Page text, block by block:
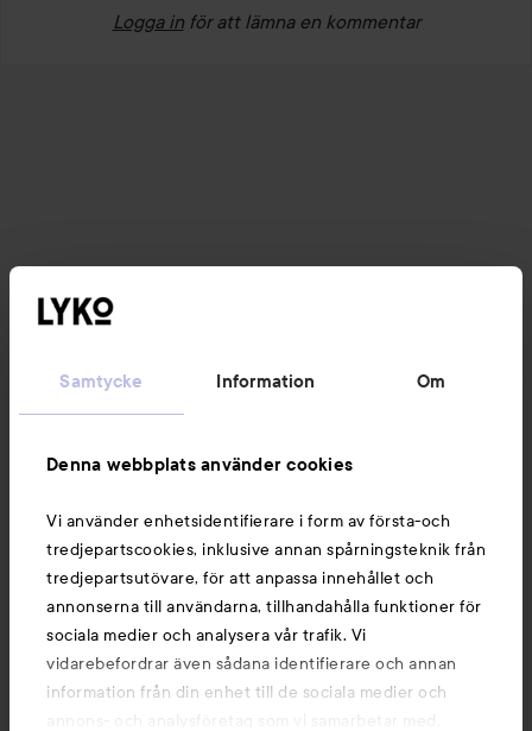
Samtycke Information Om
Denna webbplats använder cookies
Vi använder enhetsidentifierare i form av första-och
tredjepartscookies, inklusive annan spårningsteknik från
tredjepartsutövare, för att anpassa innehållet och
annonserna till användarna, tillhandahålla funktioner för
sociala medier och analysera vår trafik. Vi
vidarebefordrar även sådana identifierare och annan
information från din enhet till de sociala medier och
annons- och analysföretag som vi samarbetar med.
Logga in för att lämna en kommentar